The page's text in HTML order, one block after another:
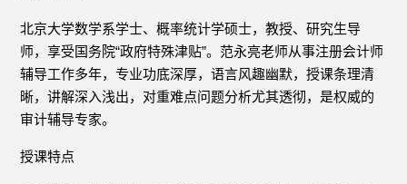
北京大学数学系学士、概率统计学硕士，教授、研究生导
师，享受国务院“政府特殊津贴”。范永亮老师从事注册会计师
辅导工作多年，专业功底深厚，语言风趣幽默，授课条理清
晰，讲解深入浅出，对重难点问题分析尤其透彻，是权威的
审计辅导专家。
授课特点